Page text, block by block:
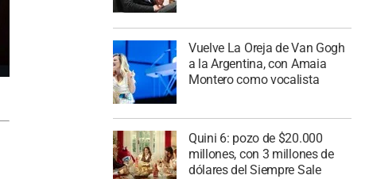
Vuelve La Oreja de Van Gogh
a la Argentina, con Amaia
Montero como vocalista
Quini 6: pozo de $20.000
millones, con 3 millones de
dólares del Siempre Sale